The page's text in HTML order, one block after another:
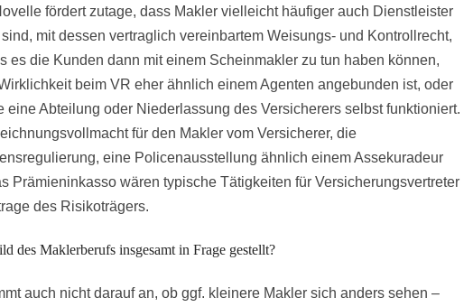
fördert zutage, dass Makler vielleicht häufiger auch Dienstleister
mit dessen vertraglich vereinbartem Weisungs- und Kontrollrecht,
es die Kunden dann mit einem Scheinmakler zu tun haben können,
beim VR eher ähnlich einem Agenten angebunden ist, oder
eine Abteilung oder Niederlassung des Versicherers selbst funktioniert.
für den Makler vom Versicherer, die
eine Policenausstellung ähnlich einem Assekuradeur
Prämieninkasso wären typische Tätigkeiten für Versicherungsvertreter
des Risikoträgers.
des Maklerberufs insgesamt in Frage gestellt?
auch nicht darauf an, ob ggf. kleinere Makler sich anders sehen –